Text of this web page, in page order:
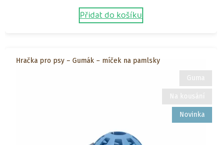
Přidat do košíku
Guma
Na kousání
Novinka
Hračka pro psy – Gumák – míček na pamlsky